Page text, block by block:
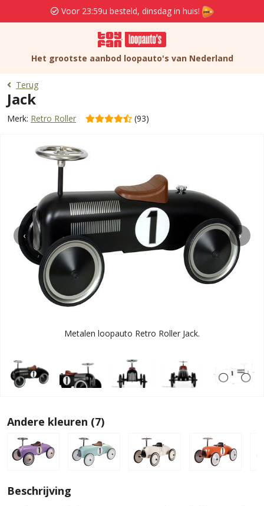
Voor 23:59u besteld, dinsdag in huis!
Het grootste aanbod loopauto's van Nederland
Terug
Jack
Merk: Retro Roller (93)
‹ ›
Metalen loopauto Retro Roller Jack.
Andere kleuren (7)
Beschrijving